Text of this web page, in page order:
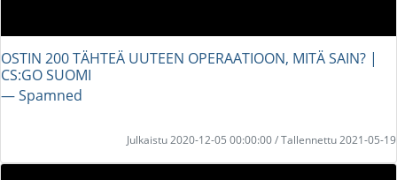
OSTIN 200 TÄHTEÄ UUTEEN OPERAATIOON, MITÄ SAIN? |
CS:GO SUOMI
― Spamned
Julkaistu 2020-12-05 00:00:00 / Tallennettu 2021-05-19